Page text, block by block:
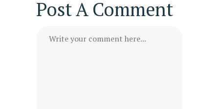
Post A Comment